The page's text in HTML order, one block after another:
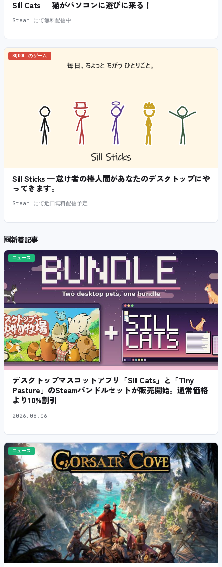
Sill Cats — 猫がパソコンに遊びに来る！
Steam にて無料配信中
SQOOL のゲーム
Sill Sticks — 怠け者の棒人間があなたのデスクトップにや
ってきます。
Steam にて近日無料配信予定
🆕新着記事
ニュース
デスクトップマスコットアプリ「Sill Cats」と「Tiny
Pasture」のSteamバンドルセットが販売開始。通常価格
より10%割引
2026.08.06
ニュース